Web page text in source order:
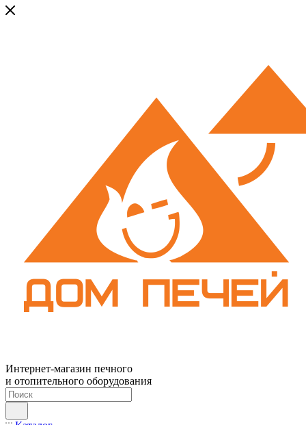
Интернет-магазин печного
и отопительного оборудования